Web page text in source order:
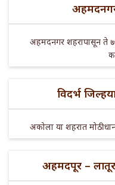
अहमदनगर शहरापासून ते
विदर्भ
अकोला या शहरात मोठी
अहमदपूर – लातूर